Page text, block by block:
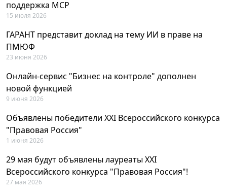
поддержка MCP
15 июля 2026
ГАРАНТ представит доклад на тему ИИ в праве на
ПМЮФ
23 июня 2026
Онлайн-сервис "Бизнес на контроле" дополнен
новой функцией
9 июня 2026
Объявлены победители XXI Всероссийского конкурса
"Правовая Россия"
1 июня 2026
29 мая будут объявлены лауреаты XXI
Всероссийского конкурса "Правовая Россия"!
27 мая 2026